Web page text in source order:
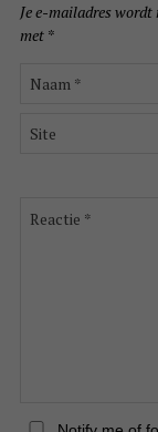
Je e-mailadres
met *